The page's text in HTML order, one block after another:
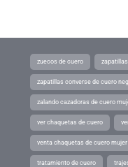
zuecos de cuero
zapatillas converse de cuero
zalando cazadoras de cuero
ver chaquetas de cuero
venta chaquetas de cuero mujer
tratamiento de cuero